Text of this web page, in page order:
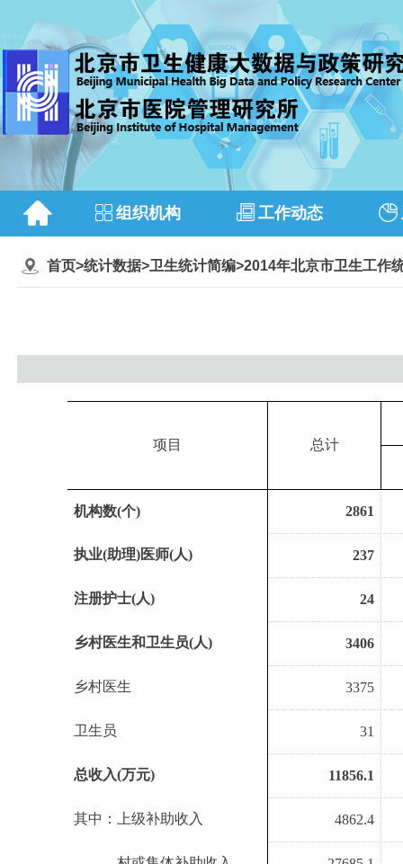
组织机构 工作动态
首页>统计数据>卫生统计简编>2014年北京市卫生工作
项目 总计
机构数(个) 2861
执业(助理)医师(人) 237
注册护士(人) 24
乡村医生和卫生员(人) 3406
乡村医生 3375
卫生员 31
总收入(万元) 11856.1
其中：上级补助收入 4862.4